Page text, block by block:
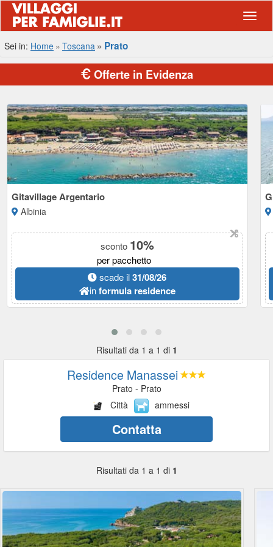
Sei in: Home Toscana Prato
Offerte in Evidenza
Gitavillage Argentario
Albinia
sconto 10%
per pacchetto
scade il31/08/26
informula residence
Risultati da 1 a 1 di 1
Residence Manassei
Prato - Prato
Città
ammessi
Contatta
Risultati da 1 a 1 di 1